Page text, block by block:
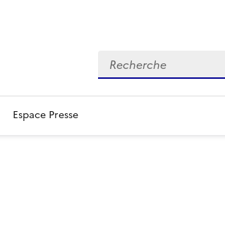
Recherche
Espace Presse